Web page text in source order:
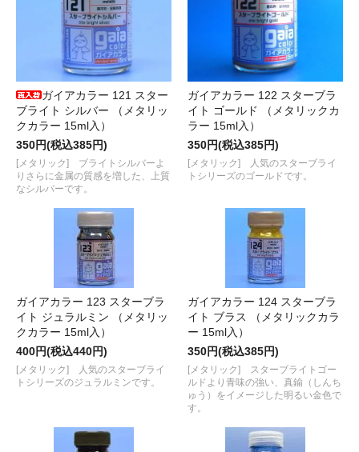
ガイアカラー 121 スター
ブライト シルバー （メタリッ
クカラー 15ml入）
350円(税込385円)
[メタリック] ブライトシルバーよ
りさらに金属の質感を増した、上質
なシルバーです。
ガイアカラー 122 スターブラ
イト ゴールド （メタリックカ
ラー 15ml入）
350円(税込385円)
[メタリック] 人気のスターブライ
トシリーズのゴールドです。
ガイアカラー 123 スターブラ
イト ジュラルミン （メタリッ
クカラー 15ml入）
400円(税込440円)
[メタリック] 人気のスターブライ
トシリーズのジュラルミンです。
ガイアカラー 124 スターブラ
イト ブラス （メタリックカラ
ー 15ml入）
350円(税込385円)
[メタリック] スターブライトゴー
ルドより青味の強い、真鍮（しんち
ゅう）をイメージした明るい金色で
す。